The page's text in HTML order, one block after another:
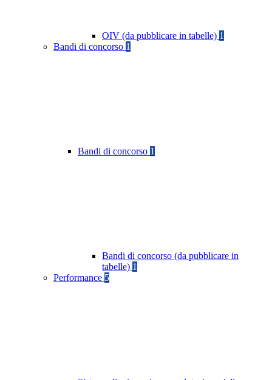
OIV (da pubblicare in tabelle) 1
Bandi di concorso 1
Bandi di concorso 1
Bandi di concorso (da pubblicare in
tabelle) 1
Performance 5